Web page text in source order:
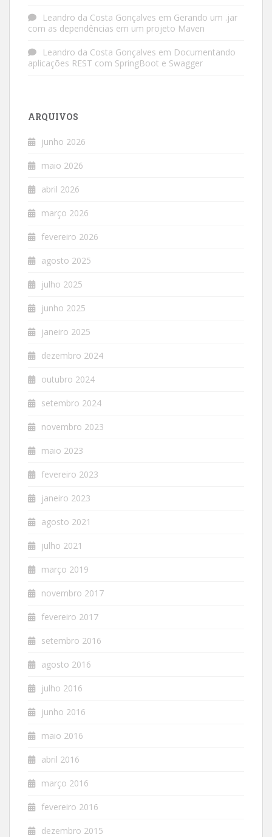
Leandro da Costa Gonçalves em Gerando um .jar
com as dependências em um projeto Maven
Leandro da Costa Gonçalves em Documentando
aplicações REST com SpringBoot e Swagger
ARQUIVOS
junho 2026
maio 2026
abril 2026
março 2026
fevereiro 2026
agosto 2025
julho 2025
junho 2025
janeiro 2025
dezembro 2024
outubro 2024
setembro 2024
novembro 2023
maio 2023
fevereiro 2023
janeiro 2023
agosto 2021
julho 2021
março 2019
novembro 2017
fevereiro 2017
setembro 2016
agosto 2016
julho 2016
junho 2016
maio 2016
abril 2016
março 2016
fevereiro 2016
dezembro 2015